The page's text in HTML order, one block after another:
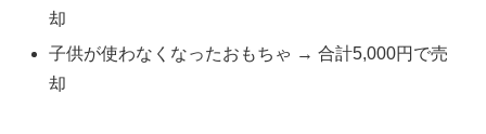
却
子供が使わなくなったおもちゃ → 合計5,000円で売
却